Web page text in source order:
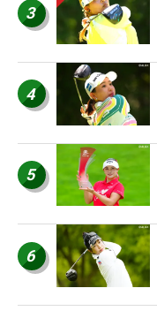
3
4
5
6